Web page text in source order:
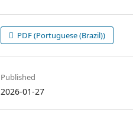
PDF (Portuguese (Brazil))
Published
2026-01-27